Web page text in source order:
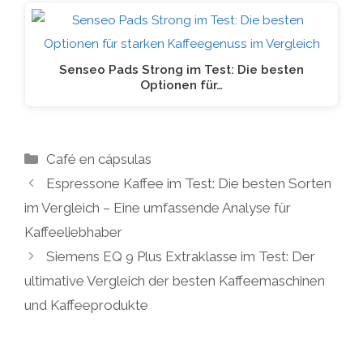
Senseo Pads Strong im Test: Die besten
Optionen für…
Kategorien
Café en cápsulas
Espressone Kaffee im Test: Die besten Sorten
im Vergleich – Eine umfassende Analyse für
Kaffeeliebhaber
Siemens EQ 9 Plus Extraklasse im Test: Der
ultimative Vergleich der besten Kaffeemaschinen
und Kaffeeprodukte